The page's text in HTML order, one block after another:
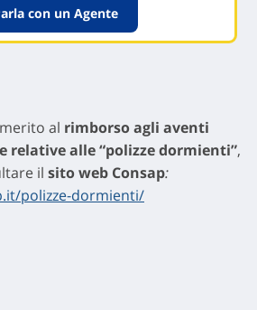
con un Agente
al rimborso agli aventi
relative alle “polizze dormienti”,
il sito web Consap:
polizze-dormienti/